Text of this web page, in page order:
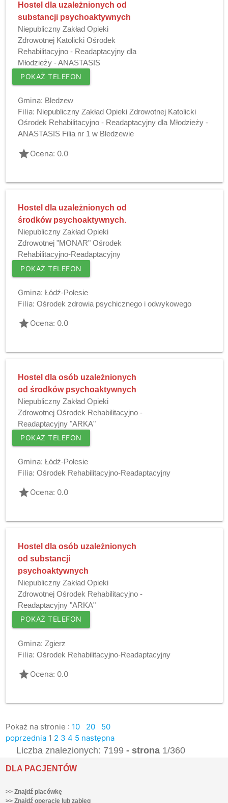
Hostel dla uzależnionych od
substancji psychoaktywnych
Niepubliczny Zakład Opieki
Zdrowotnej Katolicki Ośrodek
Rehabilitacyjno - Readaptacyjny dla
Młodzieży - ANASTASIS
POKAŻ TELEFON
Gmina: Bledzew
Filia: Niepubliczny Zakład Opieki Zdrowotnej Katolicki
Ośrodek Rehabilitacyjno - Readaptacyjny dla Młodzieży -
ANASTASIS Filia nr 1 w Bledzewie
gradeOcena: 0.0
Hostel dla uzależnionych od
środków psychoaktywnych.
Niepubliczny Zakład Opieki
Zdrowotnej "MONAR" Ośrodek
Rehabilitacyjno-Readaptacyjny
POKAŻ TELEFON
Gmina: Łódź-Polesie
Filia: Ośrodek zdrowia psychicznego i odwykowego
gradeOcena: 0.0
Hostel dla osób uzależnionych
od środków psychoaktywnych
Niepubliczny Zakład Opieki
Zdrowotnej Ośrodek Rehabilitacyjno -
Readaptacyjny "ARKA"
POKAŻ TELEFON
Gmina: Łódź-Polesie
Filia: Ośrodek Rehabilitacyjno-Readaptacyjny
gradeOcena: 0.0
Hostel dla osób uzależnionych
od substancji
psychoaktywnych
Niepubliczny Zakład Opieki
Zdrowotnej Ośrodek Rehabilitacyjno -
Readaptacyjny "ARKA"
POKAŻ TELEFON
Gmina: Zgierz
Filia: Ośrodek Rehabilitacyjno-Readaptacyjny
gradeOcena: 0.0
Pokaż na stronie : 10 20
50
poprzednia 1 2 3 4 5 następna
Liczba znalezionych: 7199 - strona 1/360
DLA PACJENTÓW
>> Znajdź placówkę
>> Znajdź operację lub zabieg